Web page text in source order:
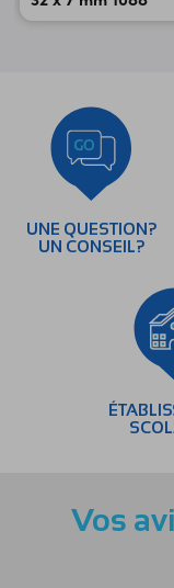
UNE QUESTION?
UN CONSEIL?
Vos